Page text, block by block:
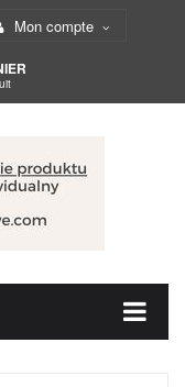
Mon compte